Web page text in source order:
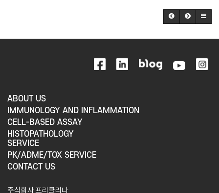
ABOUT US
IMMUNOLOGY AND INFLAMMATION
CELL-BASED ASSAY
HISTOPATHOLOGY
SERVICE
PK/ADME/TOX SERVICE
CONTACT US
주식회사 프리클리나